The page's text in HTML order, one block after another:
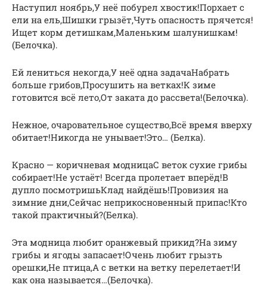
Наступил ноябрь,У неё побурел хвостик!Порхает с
ели на ель,Шишки грызёт,Чуть опасность прячется!
Ищет корм детишкам,Маленьким шалунишкам!
(Белочка).
Ей лениться некогда,У неё одна задачаНабрать
больше грибов,Просушить на ветках!К зиме
готовится всё лето,От заката до рассвета!(Белочка).
Нежное, очаровательное существо,Всё время вверху
обитает!Никогда не унывает!Это… (Белка).
Красно — коричневая модницаС веток сухие грибы
собирает!Не устаёт! Всегда пролетает вперёд!В
дупло посмотришьКлад найдёшь!Провизия на
зимние дни,Сейчас неприкосновенный припас!Кто
такой практичный?(Белка).
Эта модница любит оранжевый прикид?На зиму
грибы и ягоды запасает!Очень любит грызть
орешки,Не птица,А с ветки на ветку перелетает!И
как она называется…(Белочка).